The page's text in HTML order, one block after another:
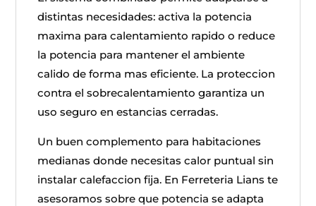
distintas necesidades: activa la potencia
maxima para calentamiento rapido o reduce
la potencia para mantener el ambiente
calido de forma mas eficiente. La proteccion
contra el sobrecalentamiento garantiza un
uso seguro en estancias cerradas.
Un buen complemento para habitaciones
medianas donde necesitas calor puntual sin
instalar calefaccion fija. En Ferreteria Lians te
asesoramos sobre que potencia se adapta